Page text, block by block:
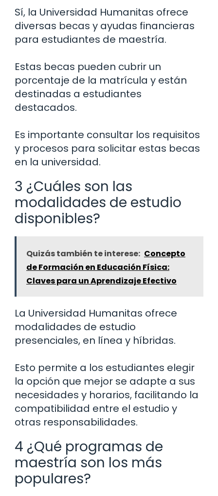
Sí, la Universidad Humanitas ofrece
diversas becas y ayudas financieras
para estudiantes de maestría.
Estas becas pueden cubrir un
porcentaje de la matrícula y están
destinadas a estudiantes
destacados.
Es importante consultar los requisitos
y procesos para solicitar estas becas
en la universidad.
3 ¿Cuáles son las
modalidades de estudio
disponibles?
Quizás también te interese: Concepto
de Formación en Educación Física:
Claves para un Aprendizaje Efectivo
La Universidad Humanitas ofrece
modalidades de estudio
presenciales, en línea y híbridas.
Esto permite a los estudiantes elegir
la opción que mejor se adapte a sus
necesidades y horarios, facilitando la
compatibilidad entre el estudio y
otras responsabilidades.
4 ¿Qué programas de
maestría son los más
populares?